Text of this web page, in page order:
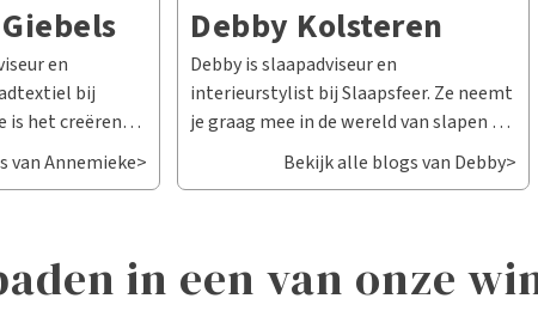
en
bij
is het creëren
jouw
comfort
finishing touch,
kussens of
van Annemieke>
Debby Kolsteren
Debby is slaapadviseur en
interieurstylist bij Slaapsfeer. Ze neemt
je graag mee in de wereld van slapen en
styling – twee werelden die prachtig
samenkomen en elkaar versterken.
goede nachtrust, gecombineerd met
een stijlvol en comfortabel interieur.
Bekijk alle blogs van Debby>
in een van onze